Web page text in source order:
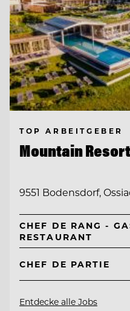
TOP ARBEITGEBER
Mountain
9551 Bodensdorf,
CHEF DE RANG -
RESTAURANT
CHEF DE PARTIE
Entdecke alle Jobs